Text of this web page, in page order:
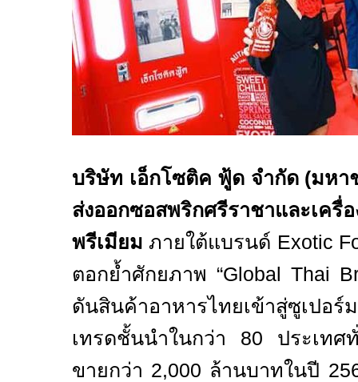
บริษัท เอ็กโซติค ฟู้ด จำกัด (มห
ส่งออกซอสพริกศรีราชาและเครื่
พรีเมียม ภายใต้แบรนด์ Exotic
ตอกย้ำศักยภาพ “Global Thai
ดันสินค้าอาหารไทยเข้าสู่ซูเปอร์
เทรดชั้นนำในกว่า 80 ประเทศ
ขายกว่า 2,000 ล้านบาทในปี